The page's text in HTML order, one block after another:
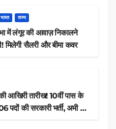
भारत राज्य
में लंगूर की आवाज़ निकालने
नौकरी! मिलेगी सैलरी और बीमा कवर
आखिरी तारीख! 10वीं पास के
पदों की सरकारी भर्ती, अभी करें